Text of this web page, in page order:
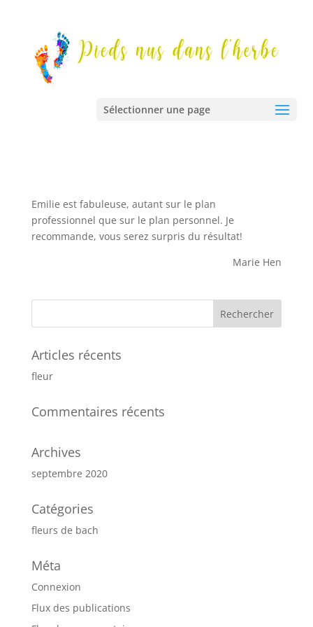
Sélectionner une page
Emilie est fabuleuse, autant sur le plan
professionnel que sur le plan personnel. Je
recommande, vous serez surpris du résultat!
Marie Hen
Articles récents
fleur
Commentaires récents
Archives
septembre 2020
Catégories
fleurs de bach
Méta
Connexion
Flux des publications